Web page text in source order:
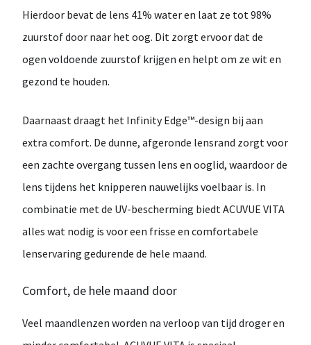
Hierdoor bevat de lens 41% wateren laat ze tot 98%
zuurstofdoor naar het oog. Dit zorgt ervoor dat de
ogen voldoende zuurstof krijgen en helpt om ze wit en
gezond te houden.
Daarnaast draagt het Infinity Edge™-design bij aan
extra comfort. De dunne, afgeronde lensrand zorgt voor
een zachte overgang tussen lens en ooglid, waardoor de
lens tijdens het knipperen nauwelijks voelbaar is. In
combinatie met de UV-bescherming biedt ACUVUE VITA
alles wat nodig is voor een frisse en comfortabele
lenservaring gedurende de hele maand.
Comfort, de hele maand door
Veel maandlenzen worden na verloop van tijd droger en